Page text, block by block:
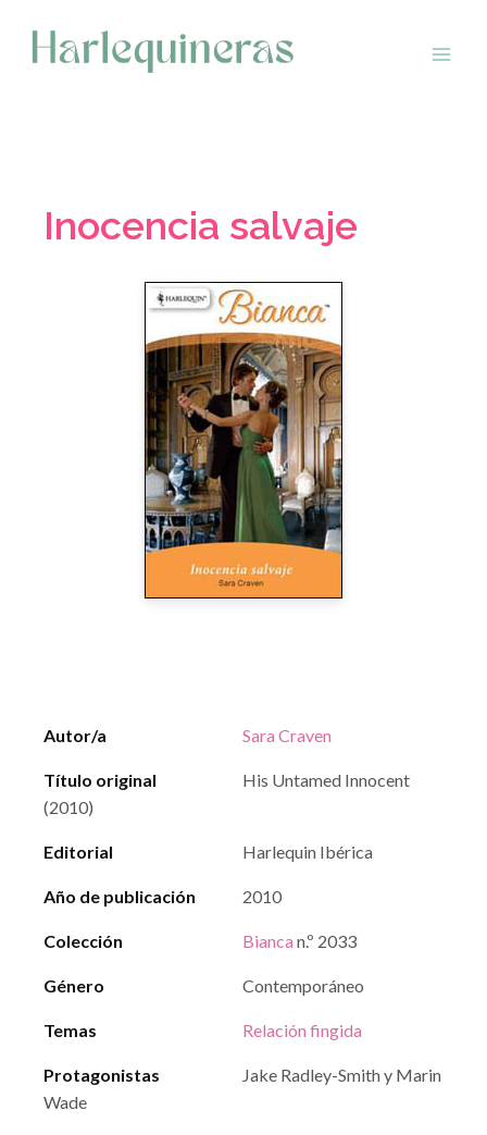
contenido
Inocencia salvaje
Autor/a Sara Craven
Título original
His Untamed Innocent
(2010)
Editorial Harlequin Ibérica
Año de publicación 2010
Colección Bianca n.º 2033
Género Contemporáneo
Temas Relación fingida
Protagonistas
Jake Radley-Smith y Marin
Wade